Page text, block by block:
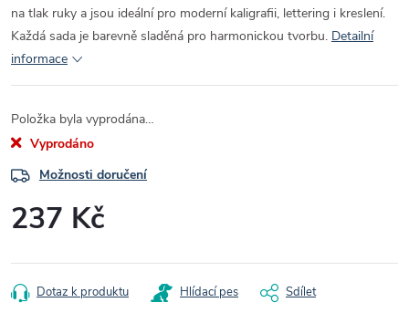
na tlak ruky a jsou ideální pro moderní kaligrafii, lettering i kreslení.
Každá sada je barevně sladěná pro harmonickou tvorbu. Detailní
informace
Položka byla vyprodána…
Vyprodáno
Možnosti doručení
237 Kč
cena:
Dotaz k produktu Hlídací pes Sdílet